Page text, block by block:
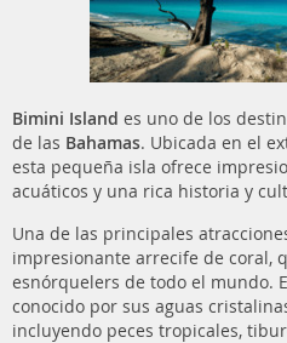
Bimini Island es uno de los
de las Bahamas. Ubicada en el
esta pequeña isla ofrece
acuáticos y una rica historia y
Una de las principales
impresionante arrecife de coral,
esnórquelers de todo el mundo.
conocido por sus aguas
incluyendo peces tropicales,